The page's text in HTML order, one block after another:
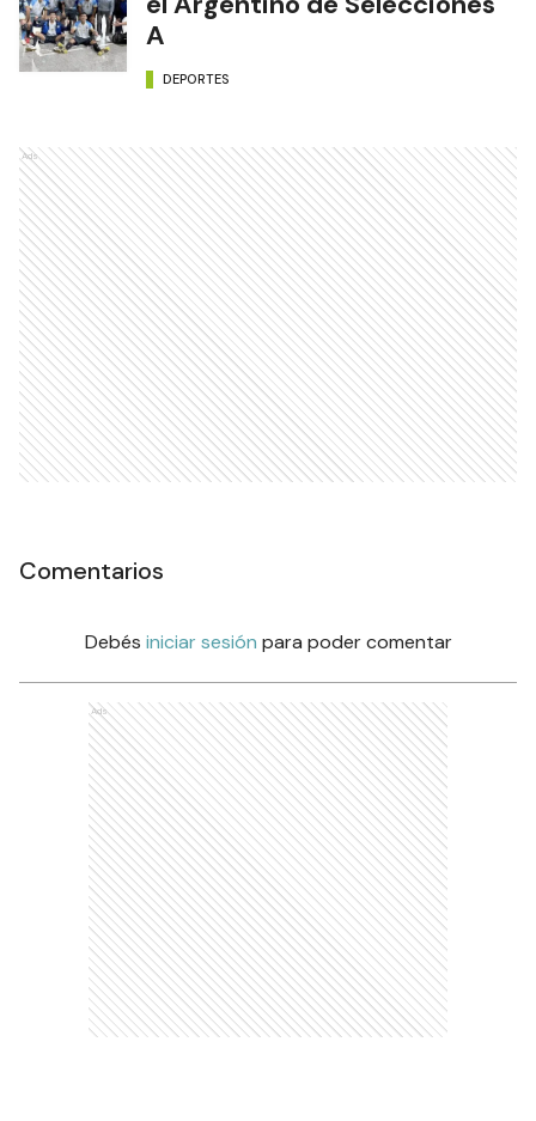
A
DEPORTES
Ads
Comentarios
Debés iniciar sesión para poder comentar
Ads